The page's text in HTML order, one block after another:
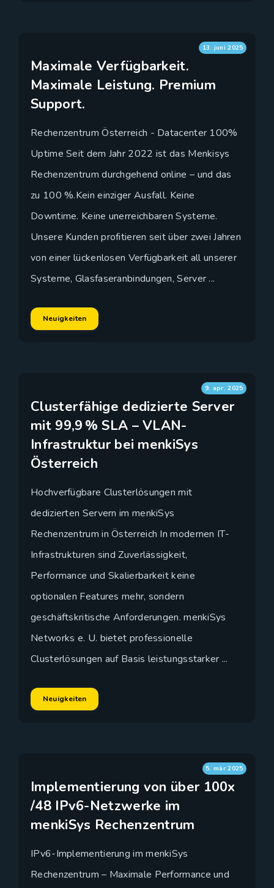
13. juni 2025
Maximale Verfügbarkeit.
Maximale Leistung. Premium
Support.
Rechenzentrum Österreich - Datacenter 100%
Uptime Seit dem Jahr 2022 ist das Menkisys
Rechenzentrum durchgehend online – und das
zu 100 %.Kein einziger Ausfall. Keine
Downtime. Keine unerreichbaren Systeme.
Unsere Kunden profitieren seit über zwei Jahren
von einer lückenlosen Verfügbarkeit all unserer
Systeme, Glasfaseranbindungen, Server ...
Neuigkeiten
9. apr. 2025
Clusterfähige dedizierte Server
mit 99,9 % SLA – VLAN-
Infrastruktur bei menkiSys
Österreich
Hochverfügbare Clusterlösungen mit
dedizierten Servern im menkiSys
Rechenzentrum in Österreich In modernen IT-
Infrastrukturen sind Zuverlässigkeit,
Performance und Skalierbarkeit keine
optionalen Features mehr, sondern
geschäftskritische Anforderungen. menkiSys
Networks e. U. bietet professionelle
Clusterlösungen auf Basis leistungsstarker ...
Neuigkeiten
5. mär 2025
Implementierung von über 100x
/48 IPv6-Netzwerke im
menkiSys Rechenzentrum
IPv6-Implementierung im menkiSys
Rechenzentrum – Maximale Performance und